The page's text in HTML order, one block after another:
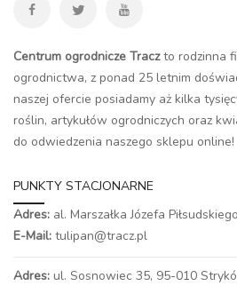
Centrum ogrodnicze Traczto rodzinna
ogrodnictwa, z ponad 25 letnim
naszej ofercie posiadamy aż kilka
roślin, artykułów ogrodniczych oraz
do odwiedzenia naszego sklepu online!
PUNKTY STACJONARNE
Adres: al. Marszałka Józefa
E-Mail: tulipan@tracz.pl
Adres: ul. Sosnowiec 35, 95-010